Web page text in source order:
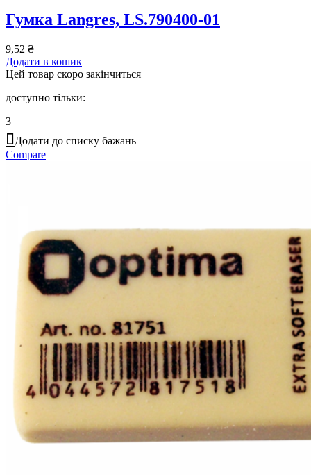
Гумка Langres, LS.790400-01
9,52 ₴
Додати в кошик
Цей товар скоро закінчиться
доступно тільки:
3
Додати до списку бажань
Compare